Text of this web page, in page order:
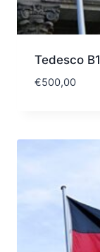
Tedesco B1
€500,00